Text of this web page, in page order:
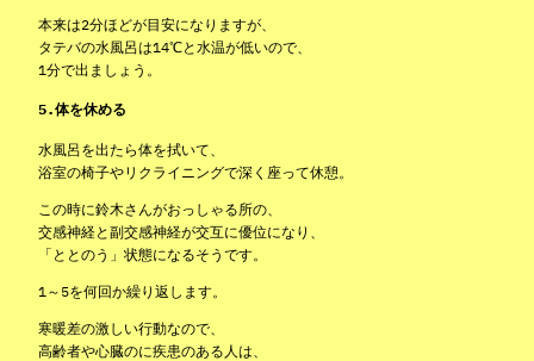
本来は2分ほどが目安になりますが、
タテバの水風呂は14℃と水温が低いので、
1分で出ましょう。
5.体を休める
水風呂を出たら体を拭いて、
浴室の椅子やリクライニングで深く座って休憩。
この時に鈴木さんがおっしゃる所の、
交感神経と副交感神経が交互に優位になり、
「ととのう」状態になるそうです。
1～5を何回か繰り返します。
寒暖差の激しい行動なので、
高齢者や心臓のに疾患のある人は、